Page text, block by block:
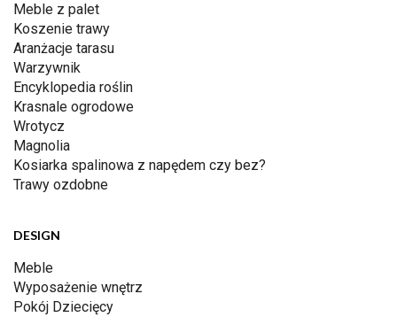
Meble z palet
Koszenie trawy
Aranżacje tarasu
Warzywnik
Encyklopedia roślin
Krasnale ogrodowe
Wrotycz
Magnolia
Kosiarka spalinowa z napędem czy bez?
Trawy ozdobne
DESIGN
Meble
Wyposażenie wnętrz
Pokój Dziecięcy